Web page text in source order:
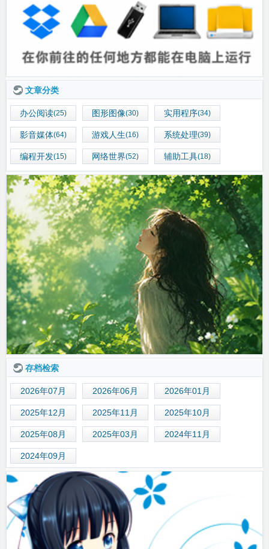
文章分类
办公阅读(25) 图形图像(30) 实用程序(34)
影音媒体(64) 游戏人生(16) 系统处理(39)
编程开发(15) 网络世界(52) 辅助工具(18)
存档检索
2026年07月 2026年06月 2026年01月
2025年12月 2025年11月 2025年10月
2025年08月 2025年03月 2024年11月
2024年09月